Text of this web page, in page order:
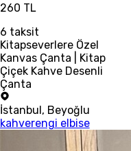
260 TL
6 taksit
Kitapseverlere Özel
Kanvas Çanta | Kitap
Çiçek Kahve Desenli
Çanta
İstanbul, Beyoğlu
kahverengi elbise